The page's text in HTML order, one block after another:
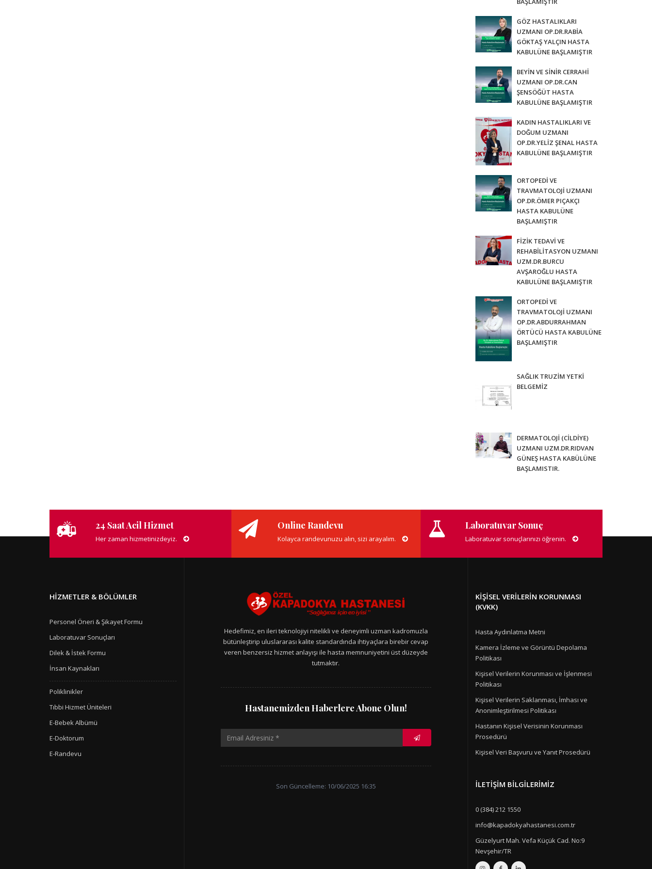
GÖZ HASTALIKLARI
UZMANI OP.DR.RABİA
GÖKTAŞ YALÇIN HASTA
KABULÜNE BAŞLAMIŞTIR
BEYİN VE SİNİR CERRAHİ
UZMANI OP.DR.CAN
ŞENSÖĞÜT HASTA
KABULÜNE BAŞLAMIŞTIR
KADIN HASTALIKLARI VE
DOĞUM UZMANI
OP.DR.YELİZ ŞENAL HASTA
KABULÜNE BAŞLAMIŞTIR
ORTOPEDİ VE
TRAVMATOLOJİ UZMANI
OP.DR.ÖMER PIÇAKÇI
HASTA KABULÜNE
BAŞLAMIŞTIR
FİZİK TEDAVİ VE
REHABİLİTASYON UZMANI
UZM.DR.BURCU
AVŞAROĞLU HASTA
KABULÜNE BAŞLAMIŞTIR
ORTOPEDİ VE
TRAVMATOLOJİ UZMANI
OP.DR.ABDURRAHMAN
ÖRTÜCÜ HASTA KABULÜNE
BAŞLAMIŞTIR
SAĞLIK TRUZİM YETKİ
BELGEMİZ
DERMATOLOJİ (CİLDİYE)
UZMANI UZM.DR.RIDVAN
GÜNEŞ HASTA KABÜLÜNE
BAŞLAMISTIR.
24 Saat Acil Hizmet
Her zaman hizmetinizdeyiz.
Online Randevu
Kolayca randevunuzu alın, sizi arayalım.
Laboratuvar Sonuç
Laboratuvar sonuçlarınızı öğrenin.
HIZMETLER & BÖLÜMLER
Personel Öneri & Şikayet Formu
Laboratuvar Sonuçları
Dilek & İstek Formu
İnsan Kaynakları
Poliklinikler
Tıbbi Hizmet Üniteleri
E-Bebek Albümü
E-Doktorum
E-Randevu
Hedefimiz, en ileri teknolojiyi nitelikli ve deneyimli uzman kadromuzla
bütünleştirip uluslararası kalite standardında ihtiyaçlara birebir cevap
veren benzersiz hizmet anlayışı ile hasta memnuniyetini üst düzeyde
tutmaktır.
Hastanemizden Haberlere Abone Olun!
Son Güncelleme: 10/06/2025 16:35
KIŞISEL VERILERIN KORUNMASI
(KVKK)
Hasta Aydınlatma Metni
Kamera İzleme ve Görüntü Depolama
Politikası
Kişisel Verilerin Korunması ve İşlenmesi
Politikası
Kişisel Verilerin Saklanması, İmhası ve
Anonimleştirilmesi Politikası
Hastanın Kişisel Verisinin Korunması
Prosedürü
Kişisel Veri Başvuru ve Yanıt Prosedürü
İLETIŞIM BILGILERIMIZ
0 (384) 212 1550
info@kapadokyahastanesi.com.tr
Güzelyurt Mah. Vefa Küçük Cad. No:9
Nevşehir/TR